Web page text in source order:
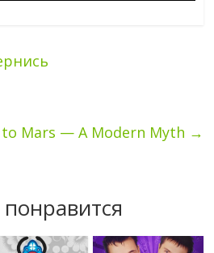
Mars — A Modern Myth →